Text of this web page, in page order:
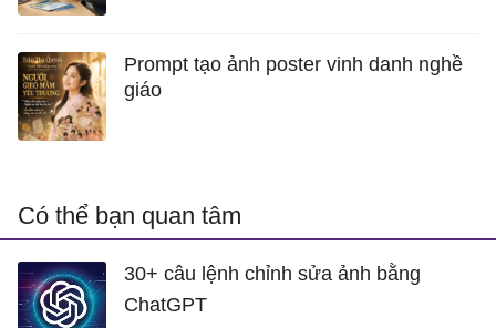
Prompt tạo ảnh poster vinh danh nghề
giáo
Có thể bạn quan tâm
30+ câu lệnh chỉnh sửa ảnh bằng
ChatGPT